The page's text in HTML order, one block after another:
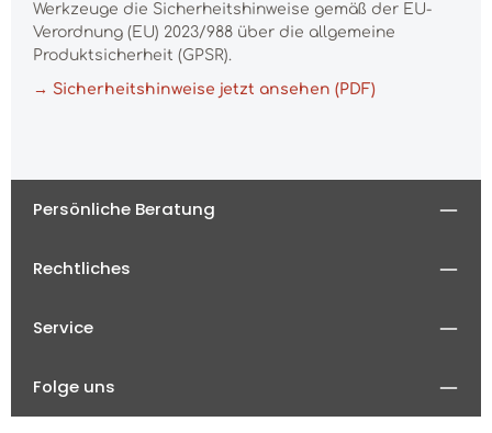
Werkzeuge die Sicherheitshinweise gemäß der EU-
Verordnung (EU) 2023/988 über die allgemeine
Produktsicherheit (GPSR).
→ Sicherheitshinweise jetzt ansehen (PDF)
Persönliche Beratung
Rechtliches
Service
Folge uns